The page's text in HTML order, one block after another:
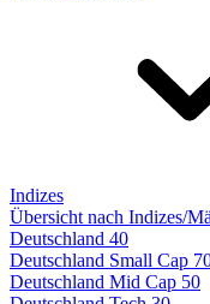
Indizes
Übersicht nach Indizes/
Deutschland 40
Deutschland Small Cap
Deutschland Mid Cap 50